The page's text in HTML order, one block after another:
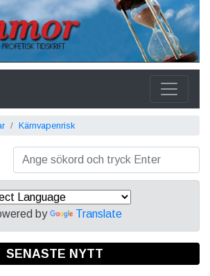
Kärnvapenrisk
by Translate
SENASTE NYTT